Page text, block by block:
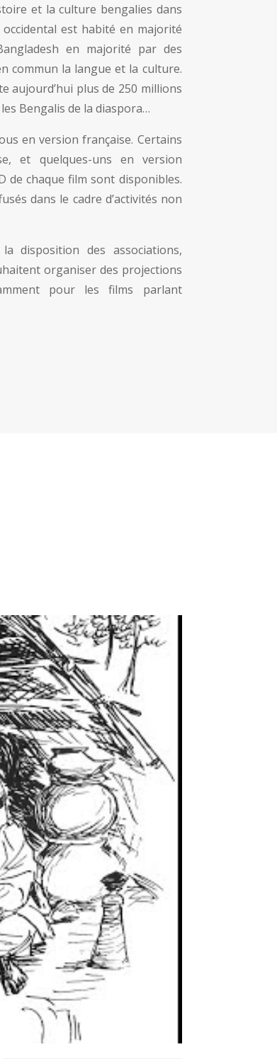
et la culture bengalies dans
est habité en majorité
en majorité par des
commun la langue et la culture.
aujourd’hui plus de 250 millions
Bengalis de la diaspora…
en version française. Certains
et quelques-uns en version
de chaque film sont disponibles.
dans le cadre d’activités non
disposition des associations,
organiser des projections
pour les films parlant